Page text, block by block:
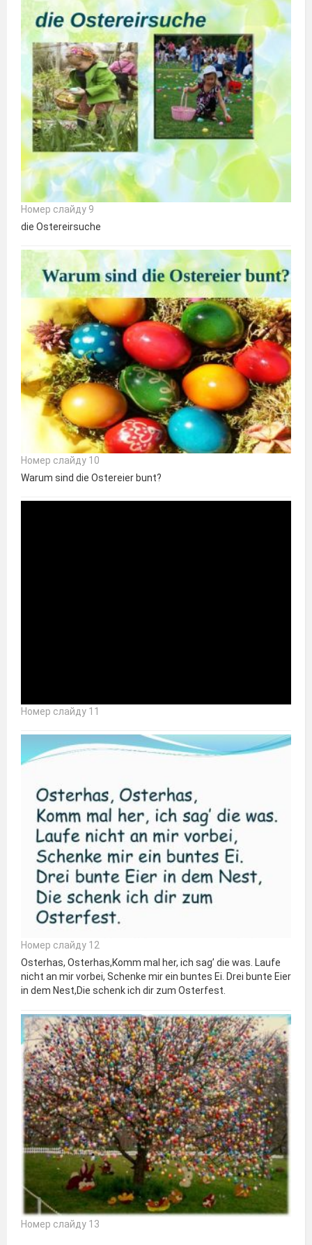
Номер слайду 9
die Ostereirsuche
Номер слайду 10
Warum sind die Ostereier bunt?
Номер слайду 11
Номер слайду 12
Osterhas, Osterhas,Komm mal her, ich sag’ die was. Laufe
nicht an mir vorbei, Schenke mir ein buntes Ei. Drei bunte Eier
in dem Nest,Die schenk ich dir zum Osterfest.
Номер слайду 13